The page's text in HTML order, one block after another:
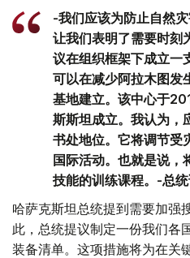
-我们应该为防止自然
让我们表明了需要时刻
议在组织框架下成立一
可以在减少阿拉木图发
基地建立。该中心于
斯斯坦成立。我认为，
书处地位。它将调节受
国际活动。也就是说，
技能的训练课程。-总统
哈萨克斯坦总统提到需要加强
此，总统提议制定一份我们各
装备清单。这项措施将为在关